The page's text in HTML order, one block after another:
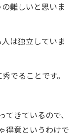
難しいと思いま
は独立していま
でることです。
きているので、
得意というわけで